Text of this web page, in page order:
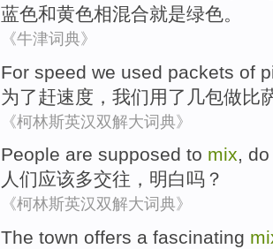
蓝色和黄色相混合就是绿色。
《牛津词典》
For speed we used packets of
为了赶速度 ， 我们 用了几包做比
《柯林斯英汉双解大词典》
People are supposed to mix,
人们应该多交往 ， 明白吗？
《柯林斯英汉双解大词典》
The town offers a fascinating